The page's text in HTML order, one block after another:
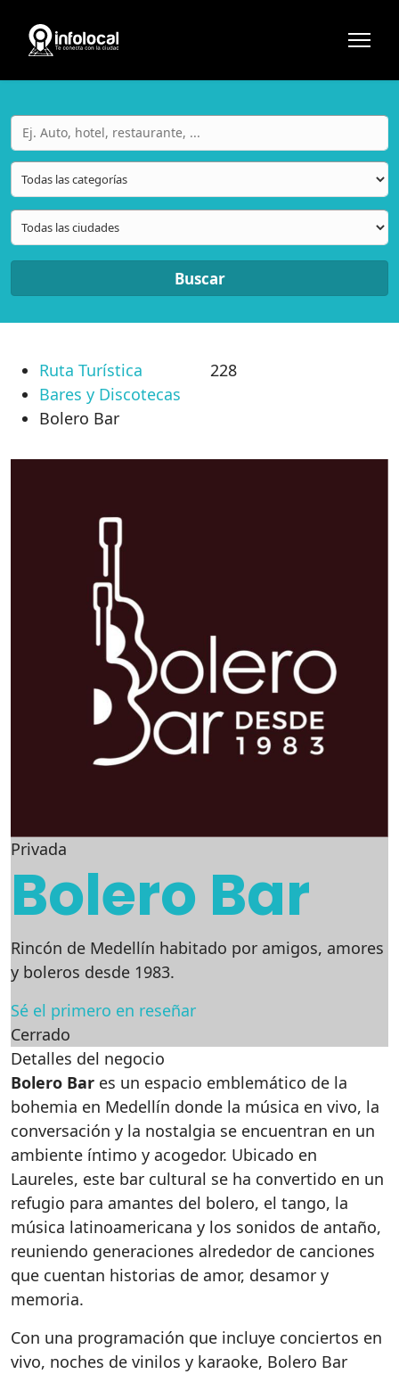
Buscar
Ruta Turística
Bares y Discotecas
Bolero Bar
228
Privada
Bolero Bar
Rincón de Medellín habitado por amigos, amores
y boleros desde 1983.
Sé el primero en reseñar
Cerrado
Detalles del negocio
Bolero Bar es un espacio emblemático de la
bohemia en Medellín donde la música en vivo, la
conversación y la nostalgia se encuentran en un
ambiente íntimo y acogedor. Ubicado en
Laureles, este bar cultural se ha convertido en un
refugio para amantes del bolero, el tango, la
música latinoamericana y los sonidos de antaño,
reuniendo generaciones alrededor de canciones
que cuentan historias de amor, desamor y
memoria.
Con una programación que incluye conciertos en
vivo, noches de vinilos y karaoke, Bolero Bar